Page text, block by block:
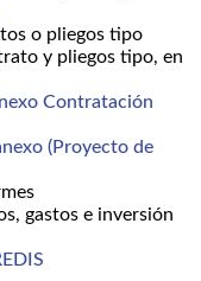
o pliegos tipo
y pliegos tipo, en
Contratación
(Proyecto de
gastos e inversión